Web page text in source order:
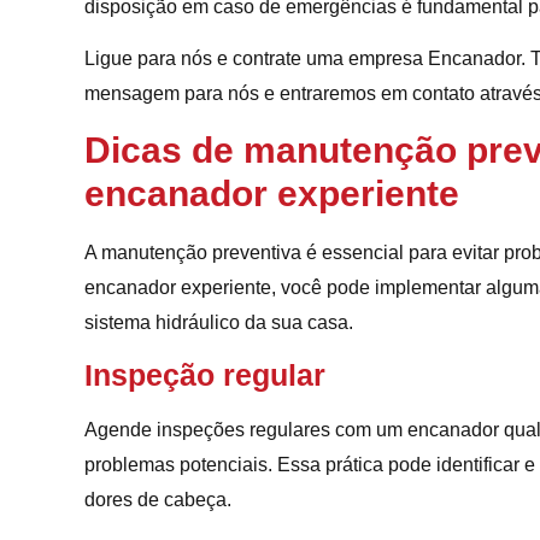
disposição em caso de emergências é fundamental
Ligue para nós e contrate uma empresa
mensagem para nós e entraremos em contato
Dicas de manutenção
encanador experiente
A manutenção preventiva é essencial para evitar
encanador experiente, você pode implementar
sistema hidráulico da sua casa.
Inspeção regular
Agende inspeções regulares com um encanador
problemas potenciais. Essa prática pode identificar
dores de cabeça.